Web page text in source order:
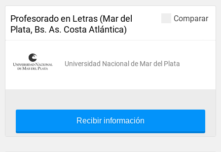
Comparar
Profesorado en Letras (Mar del
Plata, Bs. As. Costa Atlántica)
Universidad Nacional de Mar del Plata
Recibir información